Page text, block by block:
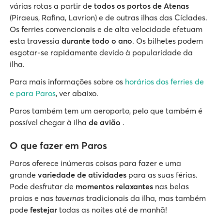
várias rotas a partir de todos os portos de Atenas
(Piraeus, Rafina, Lavrion) e de outras ilhas das Cíclades.
Os ferries convencionais e de alta velocidade efetuam
esta travessia durante todo o ano. Os bilhetes podem
esgotar-se rapidamente devido à popularidade da
ilha.
Para mais informações sobre os horários dos ferries de
e para Paros, ver abaixo.
Paros também tem um aeroporto, pelo que também é
possível chegar à ilha de avião .
O que fazer em Paros
Paros oferece inúmeras coisas para fazer e uma
grande variedade de atividades para as suas férias.
Pode desfrutar de momentos relaxantes nas belas
praias e nas tavernas tradicionais da ilha, mas também
pode festejar todas as noites até de manhã!